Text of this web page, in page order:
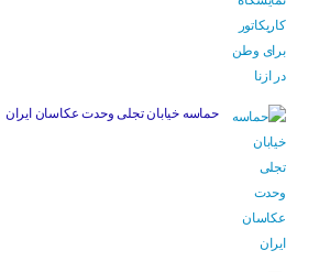
حماسه خیابان تجلی وحدت عکاسان ایران